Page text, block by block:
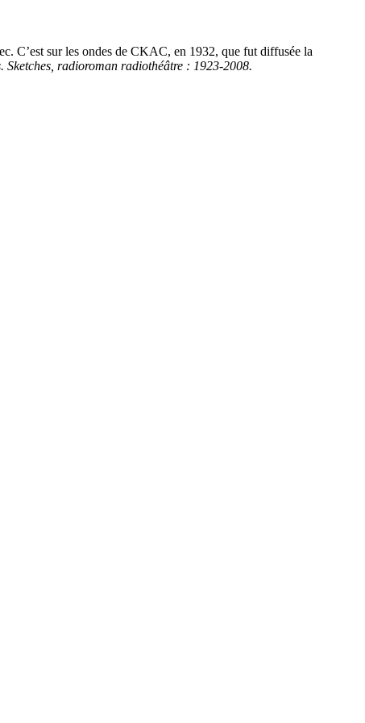
C’est sur les ondes de CKAC, en 1932, que fut diffusée la
Sketches, radioroman radiothéâtre : 1923-2008.